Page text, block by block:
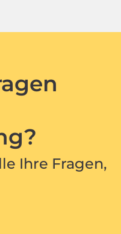
Ihre Fragen,